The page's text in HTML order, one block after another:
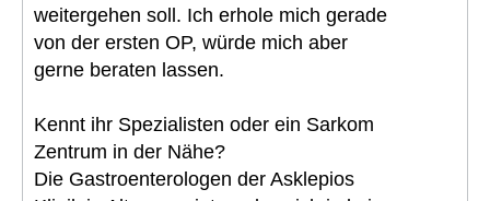
weitergehen soll. Ich erhole mich gerade
von der ersten OP, würde mich aber
gerne beraten lassen.
Kennt ihr Spezialisten oder ein Sarkom
Zentrum in der Nähe?
Die Gastroenterologen der Asklepios